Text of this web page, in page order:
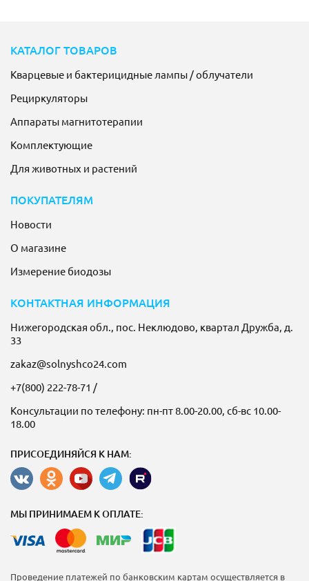
КАТАЛОГ ТОВАРОВ
Кварцевые и бактерицидные лампы / облучатели
Рециркуляторы
Аппараты магнитотерапии
Комплектующие
Для животных и растений
ПОКУПАТЕЛЯМ
Новости
О магазине
Измерение биодозы
КОНТАКТНАЯ ИНФОРМАЦИЯ
Нижегородская обл., пос. Неклюдово, квартал Дружба, д.
33
zakaz@solnyshco24.com
+7(800) 222-78-71 /
Консультации по телефону: пн-пт 8.00-20.00, сб-вс 10.00-
18.00
ПРИСОЕДИНЯЙСЯ К НАМ:
МЫ ПРИНИМАЕМ К ОПЛАТЕ:
Проведение платежей по банковским картам осуществляется в